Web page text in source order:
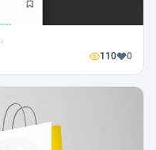
110 0